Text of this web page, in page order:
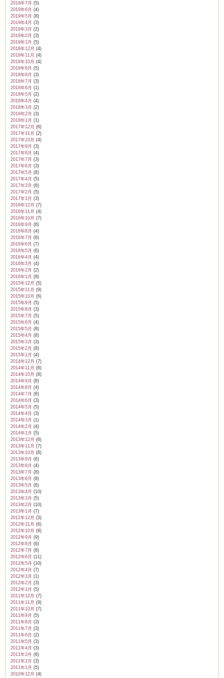
2019年7月 (5)
2019年6月 (4)
2019年5月 (8)
2019年4月 (3)
2019年3月 (2)
2019年2月 (3)
2019年1月 (5)
2018年12月 (4)
2018年11月 (4)
2018年10月 (4)
2018年9月 (5)
2018年8月 (3)
2018年7月 (3)
2018年6月 (1)
2018年5月 (2)
2018年4月 (4)
2018年3月 (2)
2018年2月 (3)
2018年1月 (1)
2017年12月 (6)
2017年11月 (2)
2017年10月 (4)
2017年9月 (3)
2017年8月 (4)
2017年7月 (3)
2017年6月 (3)
2017年5月 (8)
2017年4月 (5)
2017年3月 (6)
2017年2月 (5)
2017年1月 (3)
2016年12月 (7)
2016年11月 (4)
2016年10月 (7)
2016年9月 (6)
2016年8月 (4)
2016年7月 (6)
2016年6月 (7)
2016年5月 (6)
2016年4月 (4)
2016年3月 (4)
2016年2月 (2)
2016年1月 (8)
2015年12月 (5)
2015年11月 (9)
2015年10月 (6)
2015年9月 (5)
2015年8月 (3)
2015年7月 (5)
2015年6月 (4)
2015年5月 (8)
2015年4月 (8)
2015年3月 (3)
2015年2月 (8)
2015年1月 (4)
2014年12月 (7)
2014年11月 (6)
2014年10月 (8)
2014年9月 (8)
2014年8月 (4)
2014年7月 (6)
2014年6月 (3)
2014年5月 (5)
2014年4月 (3)
2014年3月 (1)
2014年2月 (4)
2014年1月 (5)
2013年12月 (6)
2013年11月 (7)
2013年10月 (8)
2013年9月 (6)
2013年8月 (4)
2013年7月 (8)
2013年6月 (8)
2013年5月 (6)
2013年4月 (10)
2013年3月 (5)
2013年2月 (10)
2013年1月 (7)
2012年12月 (3)
2012年11月 (6)
2012年10月 (8)
2012年9月 (9)
2012年8月 (6)
2012年7月 (8)
2012年6月 (11)
2012年5月 (10)
2012年4月 (7)
2012年3月 (1)
2012年2月 (3)
2012年1月 (5)
2011年12月 (7)
2011年11月 (9)
2011年10月 (7)
2011年9月 (5)
2011年8月 (3)
2011年7月 (3)
2011年6月 (2)
2011年5月 (3)
2011年4月 (3)
2011年3月 (6)
2011年2月 (3)
2011年1月 (5)
2010年12月 (4)